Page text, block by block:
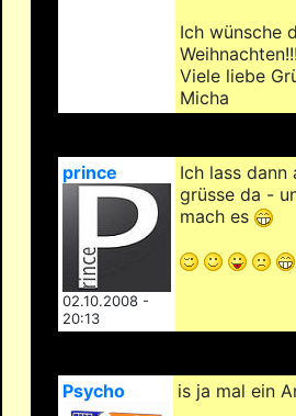
Ich wünsche
Viele liebe
Micha
prince
02.10.2008 -
20:13
Ich lass dann
grüsse da -
mach es
Psycho is ja mal ein